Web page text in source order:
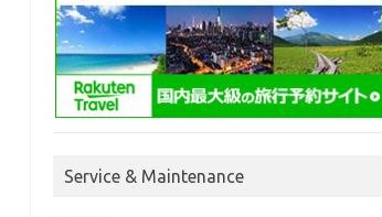
Service & Maintenance